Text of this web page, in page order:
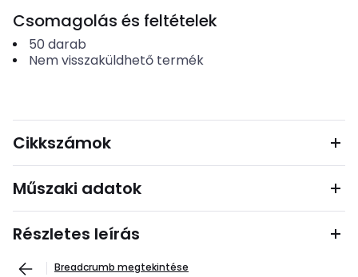
Csomagolás és feltételek
50 darab
Nem visszaküldhető termék
Cikkszámok
Műszaki adatok
Részletes leírás
Breadcrumb megtekintése